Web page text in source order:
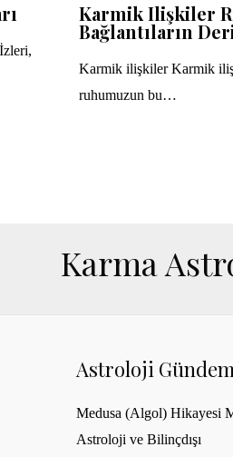
Karmik Ilişkiler
Bağlantıların
Karmik ilişkiler Karmik
ruhumuzun bu…
Karma
Astroloji
Medusa (Algol) Hikayesi
Astroloji ve Bilinçdışı